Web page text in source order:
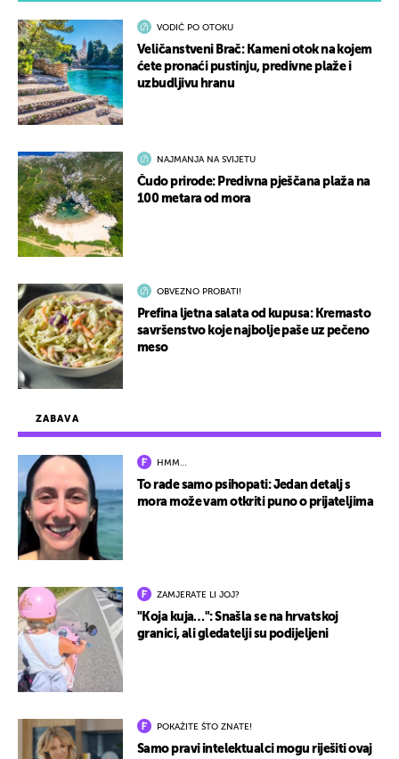
ZABAVA
HMM…
To rade samo psihopati: Jedan detalj s
mora može vam otkriti puno o prijateljima
ZAMJERATE LI JOJ?
"Koja kuja…": Snašla se na hrvatskoj
granici, ali gledatelji su podijeljeni
POKAŽITE ŠTO ZNATE!
Samo pravi intelektualci mogu riješiti ovaj
VODIČ PO OTOKU
Veličanstveni Brač: Kameni otok na kojem
ćete pronaći pustinju, predivne plaže i
uzbudljivu hranu
NAJMANJA NA SVIJETU
Čudo prirode: Predivna pješčana plaža na
100 metara od mora
OBVEZNO PROBATI!
Prefina ljetna salata od kupusa: Kremasto
savršenstvo koje najbolje paše uz pečeno
meso